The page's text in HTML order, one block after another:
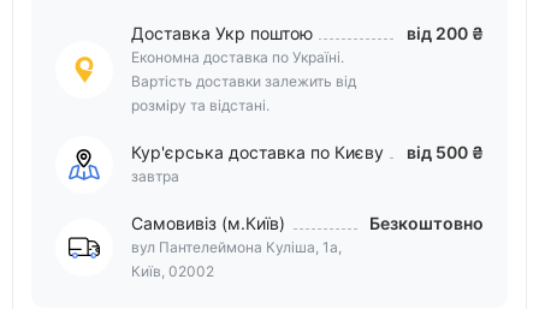
Доставка Укр поштою
Економна доставка по Україні.
Вартість доставки залежить від
розміру та відстані.
від 200 ₴
Кур'єрська доставка по Києву
завтра
від 500 ₴
Самовивіз (м.Київ)
вул Пантелеймона Куліша, 1а,
Київ, 02002
Безкоштовно